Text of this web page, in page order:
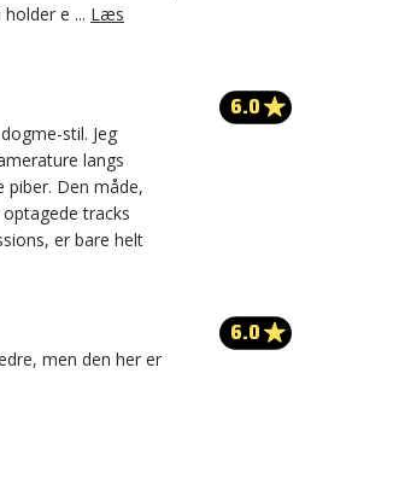
e ... Læs
stil. Jeg
langs
piber. Den måde,
tracks
er bare helt
6.0
men den her er
6.0